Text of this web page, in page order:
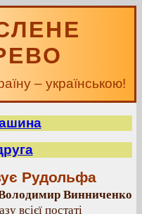
– українською!
Рудольфа
Винниченко
всієї постаті